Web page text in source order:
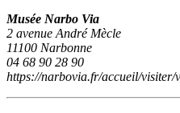
Musée Narbo Via
2 avenue André Mècle
11100 Narbonne
04 68 90 28 90
https://narbovia.fr/accueil/visiter/